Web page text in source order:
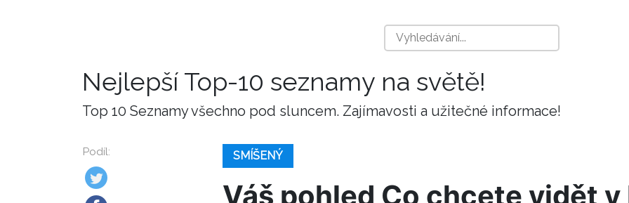
Nejlepší Top-10 seznamy na světě!
Top 10 Seznamy všechno pod sluncem. Zajímavosti a užitečné informace!
Podíl: SMÍŠENÝ
Váš pohled Co chcete vidět